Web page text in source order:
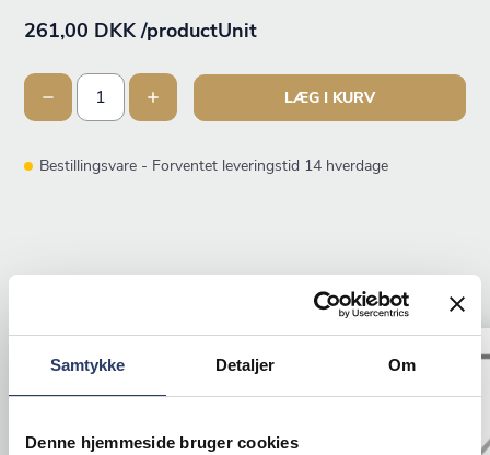
Samtykke Detaljer Om
Denne hjemmeside bruger cookies
261,00 DKK /productUnit
LÆG I KURV
Bestillingsvare - Forventet leveringstid 14 hverdage